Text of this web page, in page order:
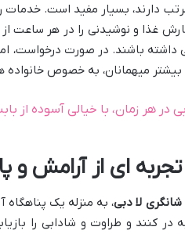
بسیار مفید است. خدمات روم سرویس 24
غذا و نوشیدنی را در هر ساعت
باشند. در صورت درخواست،
بیشتر میهمانان، به خصوص خانواده
در هر زمان، با خیالی آسوده از
ای از آرامش و
لا دبی، به منزله یک
در کنند و طراوت و شادابی را